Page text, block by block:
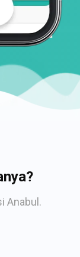
Anabul.